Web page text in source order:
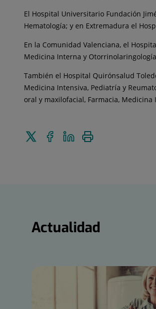
El Hospital Universitario Fundación
Hematología; y en Extremadura el
En la Comunidad Valenciana, el
Medicina Interna y
También el Hospital Quirónsalud
Medicina Intensiva, Pediatría y
oral y maxilofacial, Farmacia,
Enviar
Compartir
en
Compartir
Actualidad